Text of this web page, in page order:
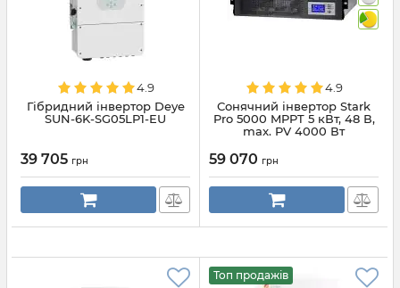
4.9
Гібридний інвертор Deye
SUN-6K-SG05LP1-EU
39 705 грн
4.9
Сонячний інвертор Stark
Pro 5000 MPPT 5 кВт, 48 В,
max. PV 4000 Вт
59 070 грн
Топ продажів